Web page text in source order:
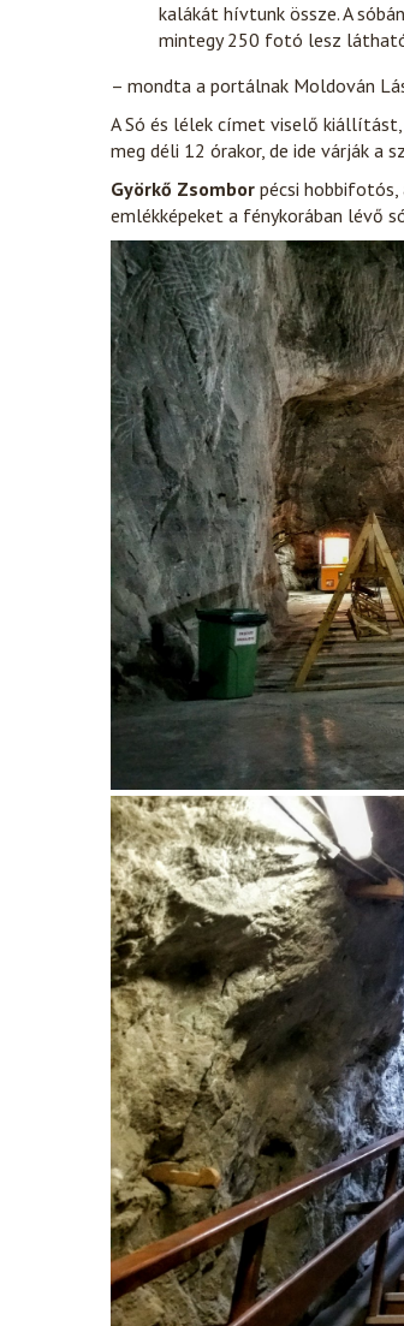
kalákát hívtunk össze. A
mintegy 250 fotó lesz
– mondta a portálnak Moldován
A Só és lélek címet viselő
meg déli 12 órakor, de ide várják a
Györkő Zsombor pécsi
emlékképeket a fénykorában lévő